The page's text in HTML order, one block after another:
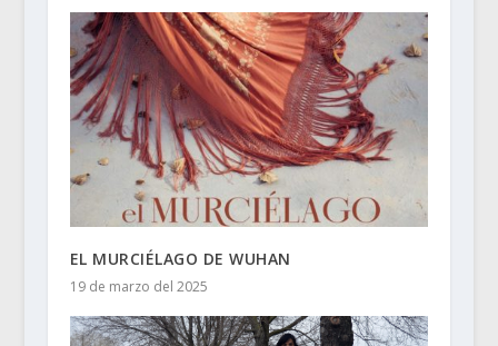
EL MURCIÉLAGO DE WUHAN
19 de marzo del 2025